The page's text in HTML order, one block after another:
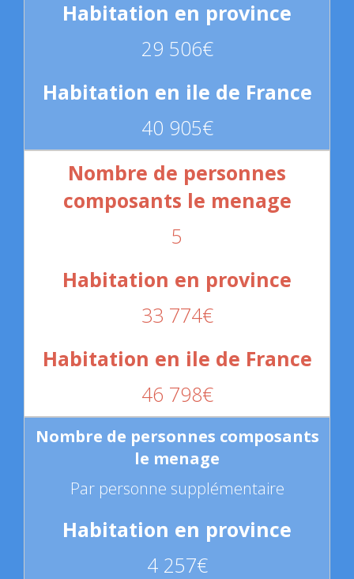
29 506€
40 905€
5
33 774€
46 798€
Par personne supplémentaire
4 257€